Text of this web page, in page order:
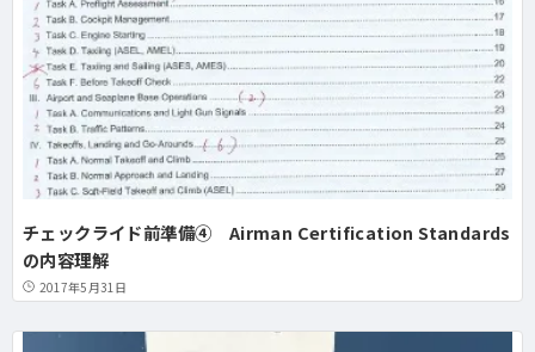
チェックライド前準備④ Airman Certification Standards
の内容理解
2017年5月31日